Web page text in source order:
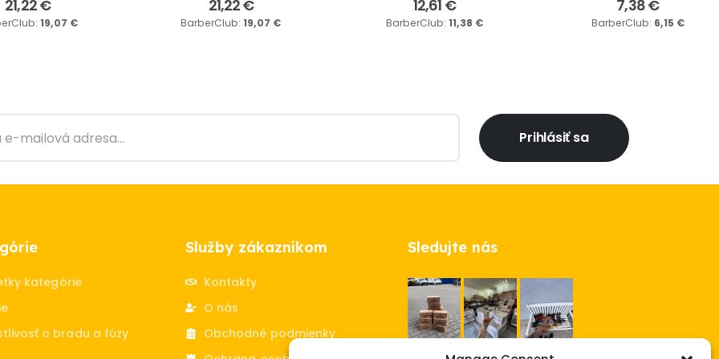
21,22€
19,07 €
21,22€
BarberClub:19,07 €
12,61 €
BarberClub: 11,38 €
7,38€
BarberClub: 6,15 €
Prihlásiť sa
kategórie
o bradu a fúzy
Služby zákazníkom
Kontakty
O nás
Obchodné podmienky
Sledujte nás